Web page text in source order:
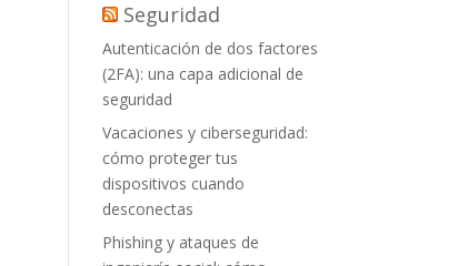
Seguridad
Autenticación de dos factores
(2FA): una capa adicional de
seguridad
Vacaciones y ciberseguridad:
cómo proteger tus
dispositivos cuando
desconectas
Phishing y ataques de